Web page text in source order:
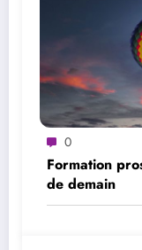
0
Formation
de demain